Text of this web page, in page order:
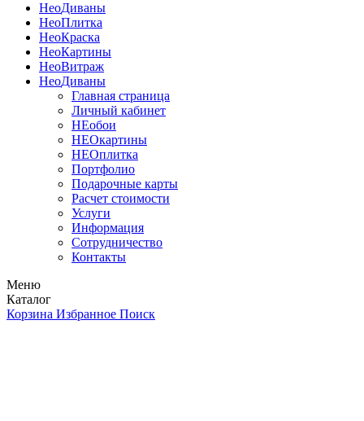
НеоДиваны
НеоПлитка
НеоКраска
НеоКартины
НеоВитраж
НеоДиваны
Главная страница
Личный кабинет
НЕобои
НЕОкартины
НЕОплитка
Портфолио
Подарочные карты
Расчет стоимости
Услуги
Информация
Сотрудничество
Контакты
Меню
Каталог
Корзина Избранное Поиск